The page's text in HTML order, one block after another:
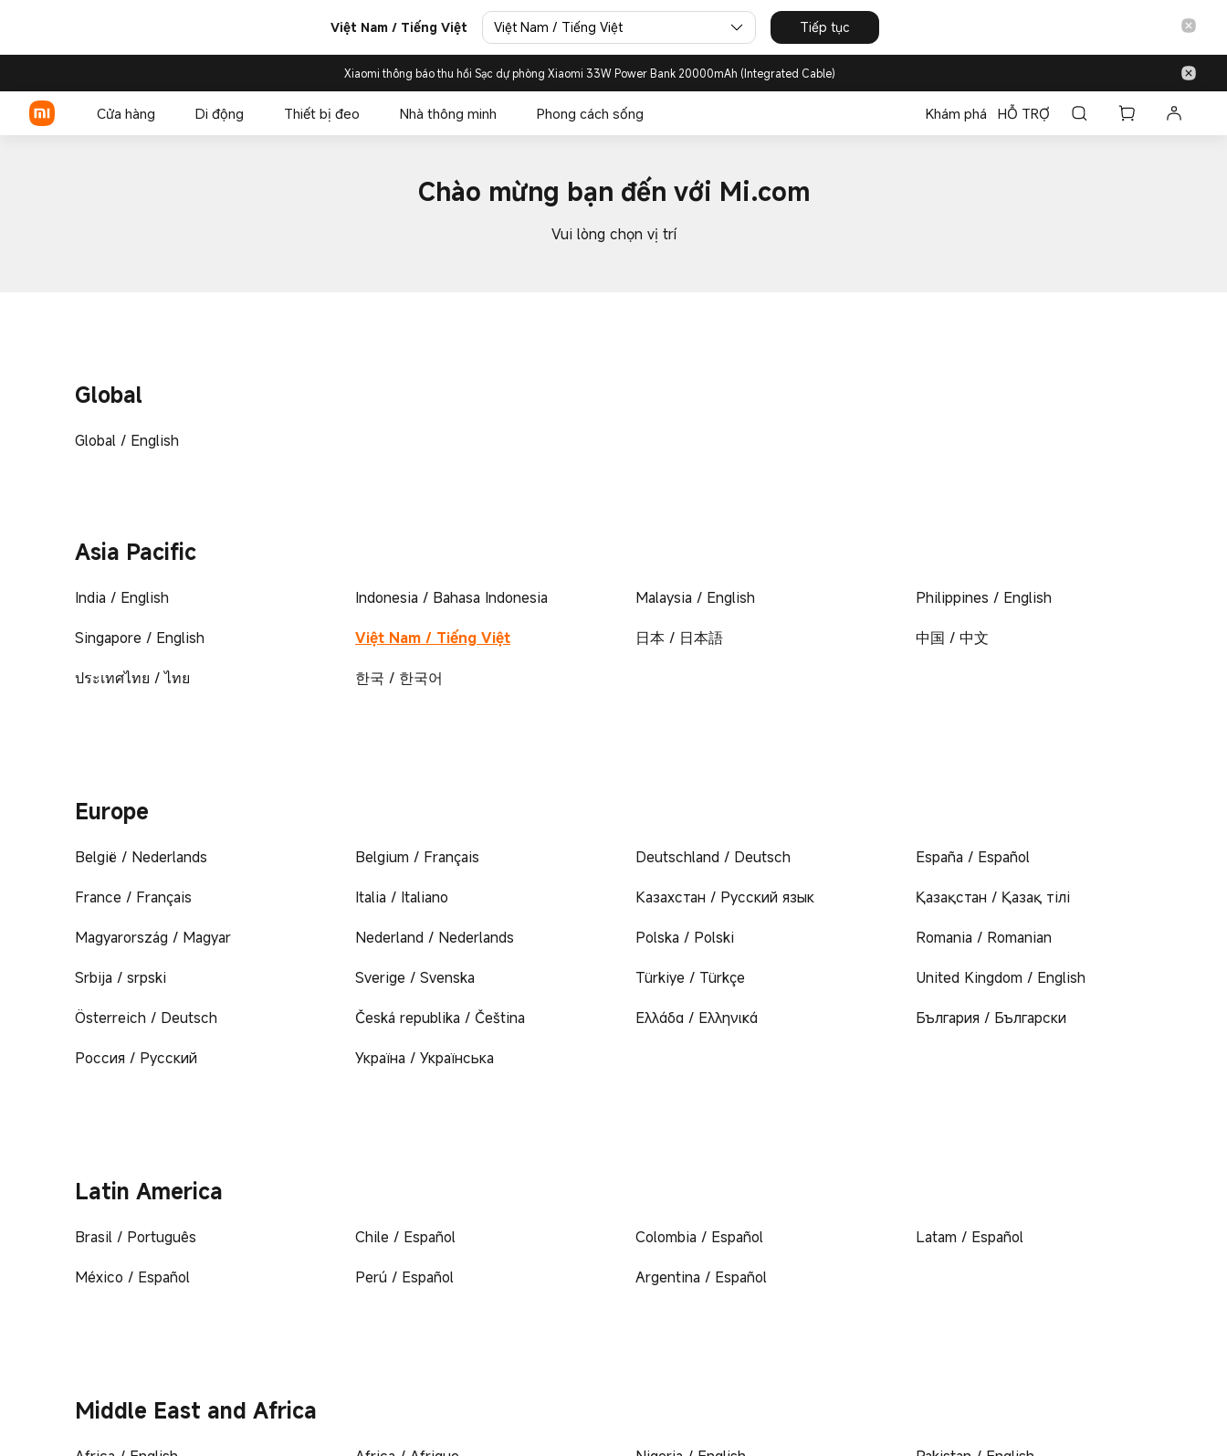
Việt Nam / Tiếng Việt Việt Nam / Tiếng Việt Tiếp tục
Xiaomi thông báo thu hồi Sạc dự phòng Xiaomi 33W Power Bank 20000mAh (Integrated Cable)
Cửa hàng Di động Thiết bị đeo Nhà thông minh Phong cách sống Khám phá HỖ TRỢ
Chào mừng bạn đến với Mi.com
Vui lòng chọn vị trí
Global
Global / English
Asia Pacific
India / English Indonesia / Bahasa Indonesia Malaysia / English
Philippines / English
Singapore / English
Việt Nam / Tiếng Việt 日本 / 日本語
中国 / 中文
ประเทศไทย / ไทย
한국 / 한국어
Europe
België / Nederlands Belgium / Français Deutschland / Deutsch
España / Español
France / Français
Italia / Italiano Казахстан / Русский язык
Қазақстан / Қазақ тілі
Magyarország / Magyar
Nederland / Nederlands Polska / Polski
Romania / Romanian
Srbija / srpski
Sverige / Svenska Türkiye / Türkçe
United Kingdom / English
Österreich / Deutsch
Česká republika / Čeština Ελλάδα / Ελληνικά
България / Български
Россия / Русский
Україна / Українська
Latin America
Brasil / Português Chile / Español Colombia / Español
Latam / Español
México / Español
Perú / Español Argentina / Español
Middle East and Africa